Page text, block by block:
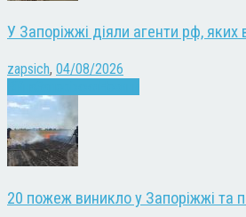
У Запоріжжі діяли агенти рф,
zapsich, 04/08/2026
20 пожеж виникло у Запоріжжі та